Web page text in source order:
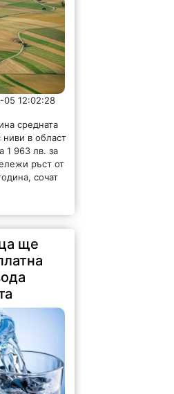
12:02:28
средната
ниви в област
1 963 лв. за
ръст от
сочат
ще